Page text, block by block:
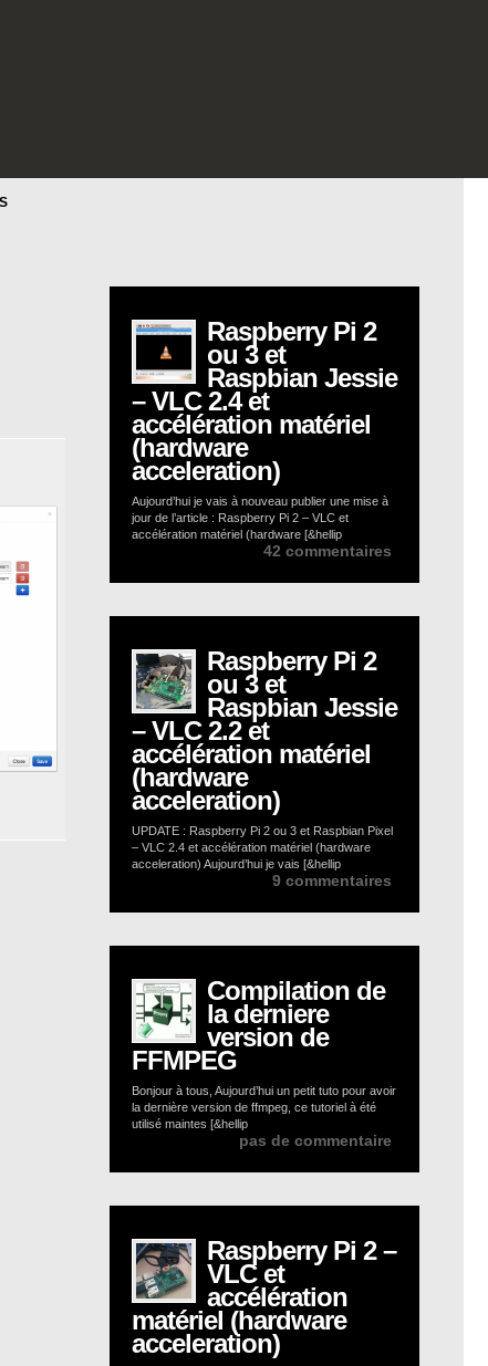
Raspberry Pi 2
ou 3 et
Raspbian Jessie
– VLC 2.4 et
accélération matériel
(hardware
acceleration)
Aujourd’hui je vais à nouveau publier une mise à
jour de l’article : Raspberry Pi 2 – VLC et
accélération matériel (hardware [&hellip
42 commentaires
Raspberry Pi 2
ou 3 et
Raspbian Jessie
– VLC 2.2 et
accélération matériel
(hardware
acceleration)
UPDATE : Raspberry Pi 2 ou 3 et Raspbian Pixel
– VLC 2.4 et accélération matériel (hardware
acceleration) Aujourd’hui je vais [&hellip
9 commentaires
Compilation de
la derniere
version de
FFMPEG
Bonjour à tous, Aujourd’hui un petit tuto pour avoir
la dernière version de ffmpeg, ce tutoriel à été
utilisé maintes [&hellip
pas de commentaire
Raspberry Pi 2 –
VLC et
accélération
matériel (hardware
acceleration)